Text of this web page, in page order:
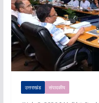
उत्तराखंड संपादकीय